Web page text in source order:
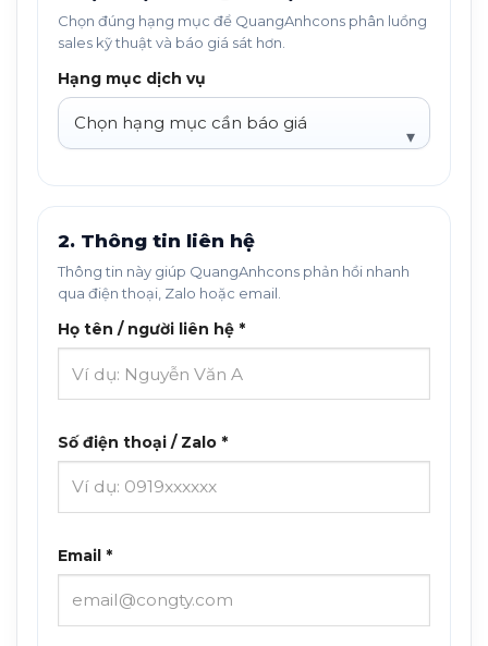
Chọn đúng hạng mục để QuangAnhcons phân luồng
sales kỹ thuật và báo giá sát hơn.
Hạng mục dịch vụ
2. Thông tin liên hệ
Thông tin này giúp QuangAnhcons phản hồi nhanh
qua điện thoại, Zalo hoặc email.
Họ tên / người liên hệ *
Số điện thoại / Zalo *
Email *